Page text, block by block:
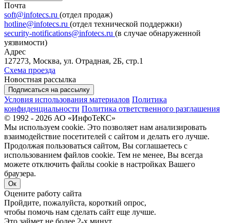
Почта
soft@infotecs.ru (отдел продаж)
hotline@infotecs.ru (отдел технической поддержки)
security-notifications@infotecs.ru (в случае обнаруженной
уязвимости)
Адрес
127273, Москва, ул. Отрадная, 2Б, стр.1
Схема проезда
Новостная рассылка
Подписаться на рассылку
Условия использования материалов Политика
конфиденциальности Политика ответственного разглашения
© 1992 - 2026 АО «ИнфоТеКС»
Мы используем cookie. Это позволяет нам анализировать
взаимодействие посетителей с сайтом и делать его лучше.
Продолжая пользоваться сайтом, Вы соглашаетесь с
использованием файлов cookie. Тем не менее, Вы всегда
можете отключить файлы cookie в настройках Вашего
браузера.
Ок
Оцените работу сайта
Пройдите, пожалуйста, короткий опрос,
чтобы помочь нам сделать сайт еще лучше.
Это займет не более 2-х минут.